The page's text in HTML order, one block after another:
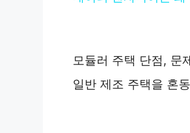
모듈러 주택 단점, 문
일반 제조 주택을 혼